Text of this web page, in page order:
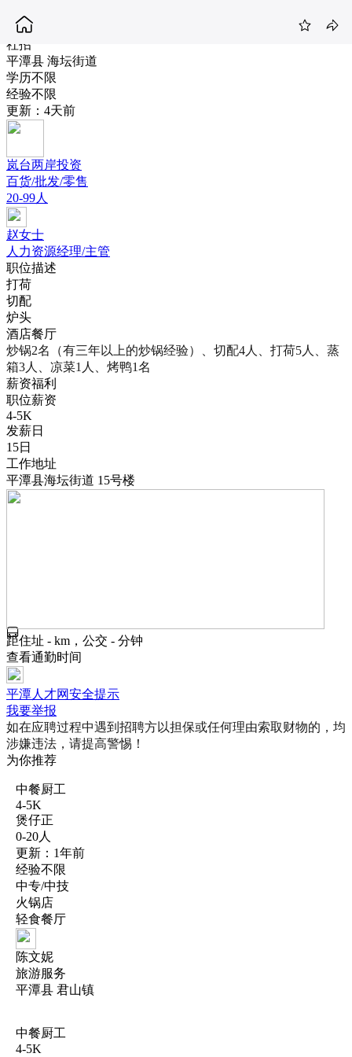
中餐厨工
4-5K
社招
平潭县 海坛街道
学历不限
经验不限
更新：4天前
岚台两岸投资
百货/批发/零售
20-99人
赵女士
人力资源经理/主管
职位描述
打荷
切配
炉头
酒店餐厅
炒锅2名（有三年以上的炒锅经验）、切配4人、打荷5人、蒸
箱3人、凉菜1人、烤鸭1名
薪资福利
职位薪资
4-5K
发薪日
15日
工作地址
平潭县海坛街道 15号楼
距住址 - km，公交 - 分钟
查看通勤时间
平潭人才网安全提示
我要举报
如在应聘过程中遇到招聘方以担保或任何理由索取财物的，均
涉嫌违法，请提高警惕！
为你推荐
中餐厨工
4-5K
煲仔正
0-20人
更新：1年前
经验不限
中专/中技
火锅店
轻食餐厅
陈文妮
旅游服务
平潭县 君山镇
中餐厨工
4-5K